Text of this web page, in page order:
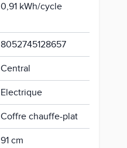
0,91 kWh/cycle
8052745128657
Central
Electrique
Coffre chauffe-plat
91 cm